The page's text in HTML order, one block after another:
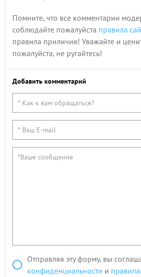
Помните, что все комментарии
соблюдайте пожалуйста правила
правила приличия! Уважайте и
пожалуйста, не ругайтесь!
Добавить комментарий
Отправляя эту форму, вы
конфиденциальности и